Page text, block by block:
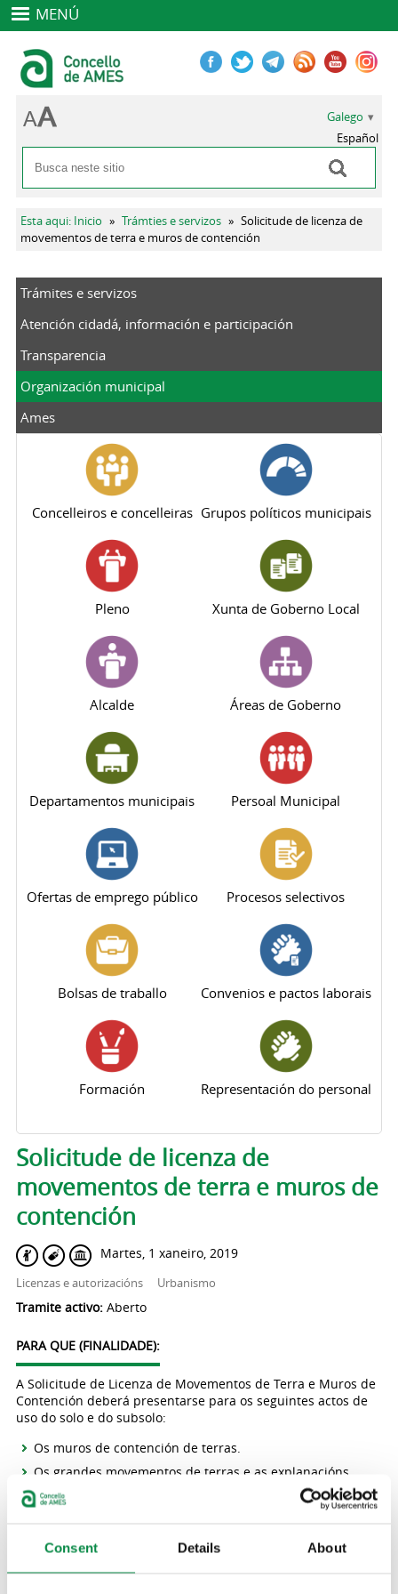
Consent Details About
MENÚ
Formulario de busca
Buscar
Galego
Español
Vostede está aquí
Esta aqui: Inicio » Trámties e servizos » Solicitude de licenza de
movementos de terra e muros de contención
Trámites e servizos
Atención cidadá, información e participación
Transparencia
Organización municipal
Ames
Concelleiros e concelleiras Grupos políticos municipais
Pleno Xunta de Goberno Local
Alcalde Áreas de Goberno
Departamentos municipais Persoal Municipal
Ofertas de emprego público Procesos selectivos
Bolsas de traballo Convenios e pactos laborais
Formación Representación do personal
Pestanas principais
Solicitude de licenza de
movementos de terra e muros de
contención
Martes, 1 xaneiro, 2019
Licenzas e autorizacións Urbanismo
Tramite activo: Aberto
PARA QUE (FINALIDADE):
A Solicitude de Licenza de Movementos de Terra e Muros de
Contención deberá presentarse para os seguintes actos de
uso do solo e do subsolo:
Os muros de contención de terras.
Os grandes movementos de terras e as explanacións.
(Art. 142.2 da Lei 2/2016, do 10 de febreiro, do solo de
QUEN PODE PRESENTAR UNHA SOLICITUDE: